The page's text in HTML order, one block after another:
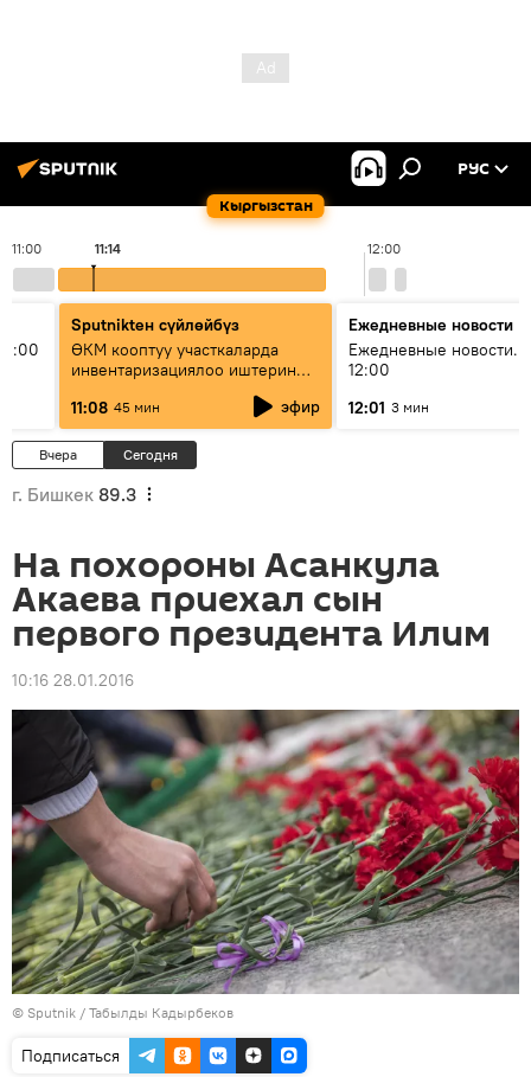
Кыргызстан
РУС
11:00 12:00
11:14
Sputnikteн сүйлөйбүз
ӨКМ кооптуу участкаларда
инвентаризациялоо иштерин
жүргүзүүдө — иш кайсы этапта?
11:08 45 мин эфир
Ежедневные новости
Ежедневные новости.
12:00
12:01 3 мин
Вчера Сегодня
г. Бишкек 89.3
На похороны Асанкула
Акаева приехал сын
первого президента Илим
10:16 28.01.2016
© Sputnik / Табылды Кадырбеков
Подписаться